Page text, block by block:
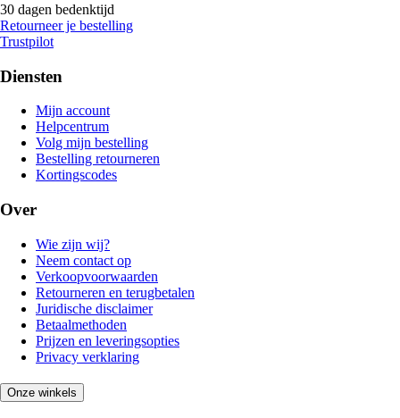
30 dagen bedenktijd
Retourneer je bestelling
Trustpilot
Diensten
Mijn account
Helpcentrum
Volg mijn bestelling
Bestelling retourneren
Kortingscodes
Over
Wie zijn wij?
Neem contact op
Verkoopvoorwaarden
Retourneren en terugbetalen
Juridische disclaimer
Betaalmethoden
Prijzen en leveringsopties
Privacy verklaring
Onze winkels